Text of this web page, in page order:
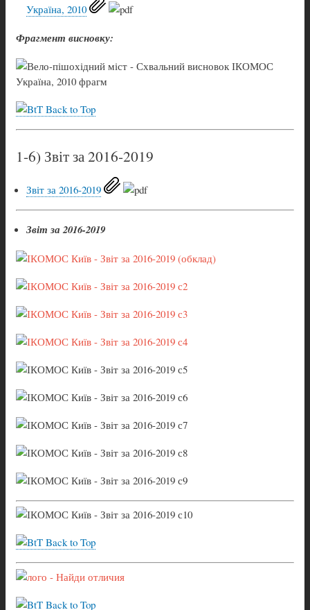
Україна, 2010
Фрагмент висновку:
Back to Top
1-6) Звіт за 2016-2019
Звіт за 2016-2019
Звіт за 2016-2019
Back to Top
Back to Top